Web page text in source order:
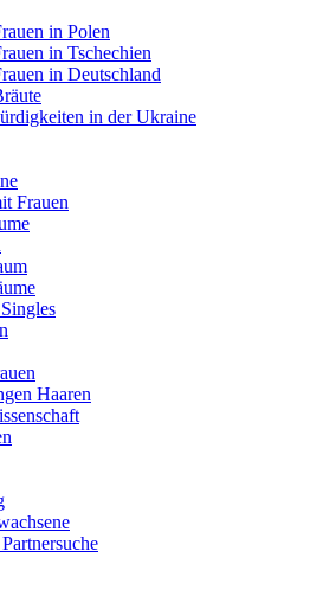
in Polen
in Tschechien
in Deutschland
in der Ukraine
Frauen
Haaren